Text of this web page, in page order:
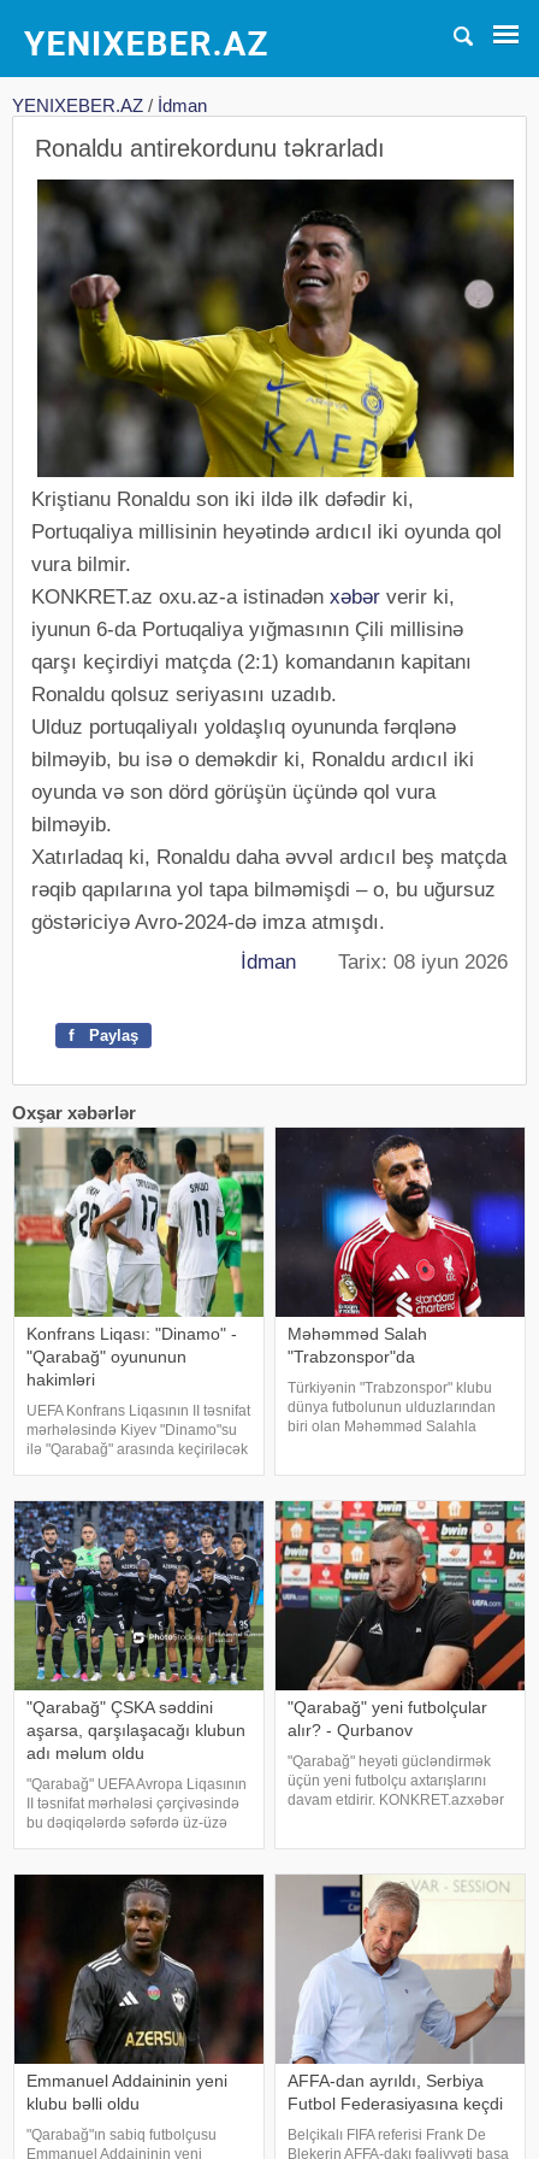
YENIXEBER.AZ / İdman
Ronaldu antirekordunu təkrarladı
Kriştianu Ronaldu son iki ildə ilk dəfədir ki,
Portuqaliya millisinin heyətində ardıcıl iki oyunda qol
vura bilmir.
KONKRET.az oxu.az-a istinadən xəbər verir ki,
iyunun 6-da Portuqaliya yığmasının Çili millisinə
qarşı keçirdiyi matçda (2:1) komandanın kapitanı
Ronaldu qolsuz seriyasını uzadıb.
Ulduz portuqaliyalı yoldaşlıq oyununda fərqlənə
bilməyib, bu isə o deməkdir ki, Ronaldu ardıcıl iki
oyunda və son dörd görüşün üçündə qol vura
bilməyib.
Xatırladaq ki, Ronaldu daha əvvəl ardıcıl beş matçda
rəqib qapılarına yol tapa bilməmişdi – o, bu uğursuz
göstəriciyə Avro-2024-də imza atmışdı.
İdman Tarix: 08 iyun 2026
f Paylaş
Oxşar xəbərlər
Konfrans Liqası: "Dinamo" -
"Qarabağ" oyununun
hakimləri
UEFA Konfrans Liqasının II təsnifat
mərhələsində Kiyev "Dinamo"su
ilə "Qarabağ" arasında keçiriləcək
qarşılaşmanı danimarkalı FİFA
referis
Məhəmməd Salah
"Trabzonspor"da
Türkiyənin "Trabzonspor" klubu
dünya futbolunun ulduzlarından
biri olan Məhəmməd Salahla
transferi yekunlaşdırıb. Məlumat
"Qarabağ" ÇSKA səddini
aşarsa, qarşılaşacağı klubun
adı məlum oldu
"Qarabağ" UEFA Avropa Liqasının
II təsnifat mərhələsi çərçivəsində
bu dəqiqələrdə səfərdə üz-üzə
təqdirdə növbəti raundda İsrailin
"Qarabağ" yeni futbolçular
alır? - Qurbanov
"Qarabağ" heyəti gücləndirmək
üçün yeni futbolçu axtarışlarını
davam etdirir. KONKRET.azxəbər
Konfrans Liqasını
Emmanuel Addaininin yeni
klubu bəlli oldu
"Qarabağ"ın sabiq futbolçusu
Emmanuel Addaininin yeni
AFFA-dan ayrıldı, Serbiya
Futbol Federasiyasına keçdi
Belçikalı FIFA referisi Frank De
Blekerin AFFA-dakı fəaliyyəti başa